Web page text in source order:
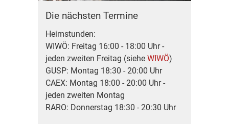
Die nächsten Termine
Heimstunden:
WIWÖ: Freitag 16:00 - 18:00 Uhr -
jeden zweiten Freitag (siehe WIWÖ)
GUSP: Montag 18:30 - 20:00 Uhr
CAEX: Montag 18:00 - 20:00 Uhr -
jeden zweiten Montag
RARO: Donnerstag 18:30 - 20:30 Uhr